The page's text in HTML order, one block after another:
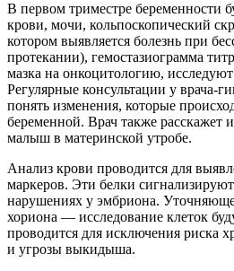
В первом триместре беременности
крови, мочи, кольпоскопический
котором выявляется болезнь при
протекании), гемостазиограмма
мазка на онкоцитологию,
Регулярные консультации у врача-
понять изменения, которые
беременной. Врач также расскажет
малыш в материнской утробе.
Анализ крови проводится для
маркеров. Эти белки
нарушениях у эмбриона.
хориона — исследование клеток
проводится для исключения риска
и угрозы выкидыша.